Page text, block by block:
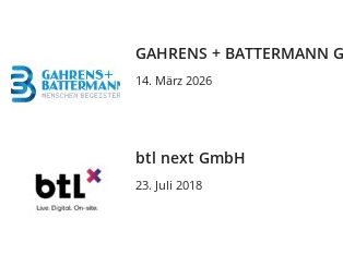
GAHRENS + BATTERMANN
14. März 2026
btl next GmbH
23. Juli 2018